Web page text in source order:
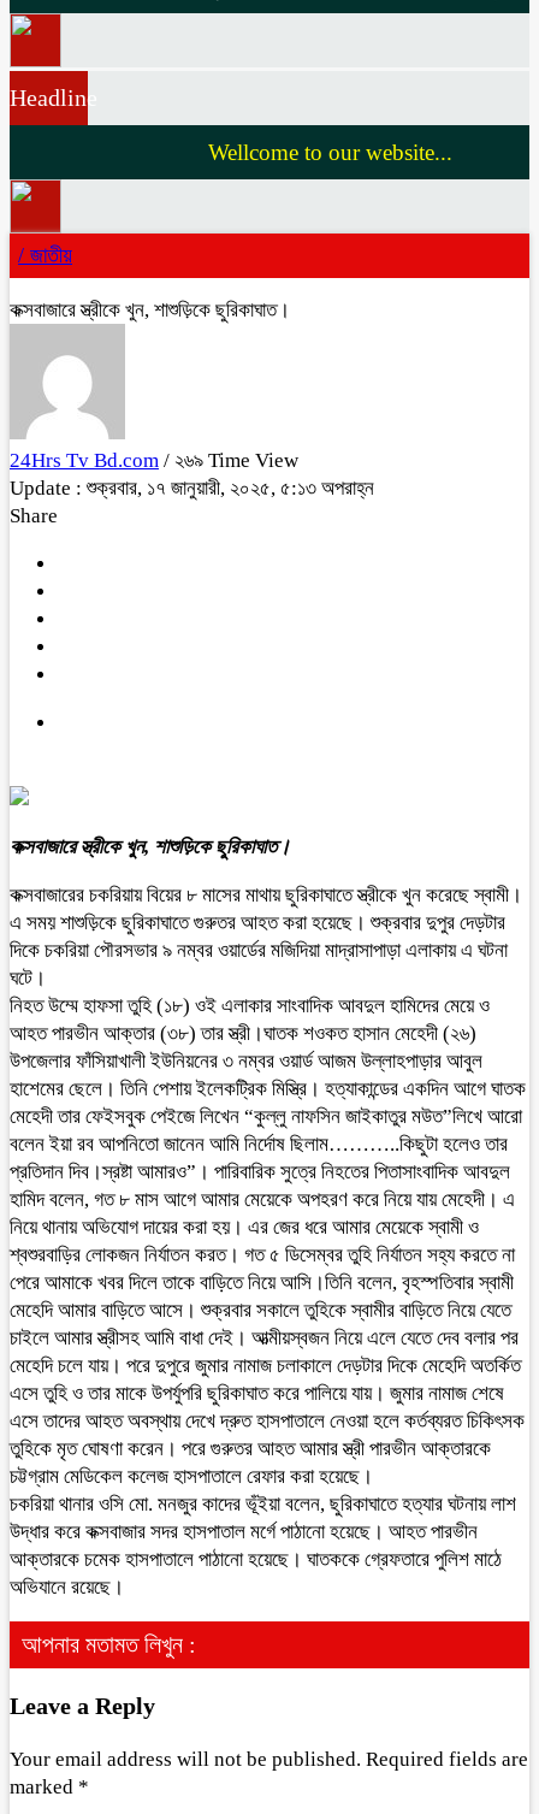
Headline
Wellcome to our website...
/ জাতীয়
কক্সবাজারে স্ত্রীকে খুন, শাশুড়িকে ছুরিকাঘাত।
24Hrs Tv Bd.com / ২৬৯ Time View
Update : শুক্রবার, ১৭ জানুয়ারী, ২০২৫, ৫:১৩ অপরাহ্ন
Share
কক্সবাজারে স্ত্রীকে খুন, শাশুড়িকে ছুরিকাঘাত।
কক্সবাজারের চকরিয়ায় বিয়ের ৮ মাসের মাথায় ছুরিকাঘাতে স্ত্রীকে খুন করেছে স্বামী।
এ সময় শাশুড়িকে ছুরিকাঘাতে গুরুতর আহত করা হয়েছে। শুক্রবার দুপুর দেড়টার
দিকে চকরিয়া পৌরসভার ৯ নম্বর ওয়ার্ডের মজিদিয়া মাদ্রাসাপাড়া এলাকায় এ ঘটনা
ঘটে।
নিহত উম্মে হাফসা তুহি (১৮) ওই এলাকার সাংবাদিক আবদুল হামিদের মেয়ে ও
আহত পারভীন আক্তার (৩৮) তার স্ত্রী।ঘাতক শওকত হাসান মেহেদী (২৬)
উপজেলার ফাঁসিয়াখালী ইউনিয়নের ৩ নম্বর ওয়ার্ড আজম উল্লাহপাড়ার আবুল
হাশেমের ছেলে। তিনি পেশায় ইলেকট্রিক মিস্ত্রি। হত্যাকান্ডের একদিন আগে ঘাতক
মেহেদী তার ফেইসবুক পেইজে লিখেন “কুল্লু নাফসিন জাইকাতুর মউত”লিখে আরো
বলেন ইয়া রব আপনিতো জানেন আমি নির্দোষ ছিলাম………..কিছুটা হলেও তার
প্রতিদান দিব।স্রষ্টা আমারও”। পারিবারিক সুত্রে নিহতের পিতাসাংবাদিক আবদুল
হামিদ বলেন, গত ৮ মাস আগে আমার মেয়েকে অপহরণ করে নিয়ে যায় মেহেদী। এ
নিয়ে থানায় অভিযোগ দায়ের করা হয়। এর জের ধরে আমার মেয়েকে স্বামী ও
শ্বশুরবাড়ির লোকজন নির্যাতন করত। গত ৫ ডিসেম্বর তুহি নির্যাতন সহ্য করতে না
পেরে আমাকে খবর দিলে তাকে বাড়িতে নিয়ে আসি।তিনি বলেন, বৃহস্পতিবার স্বামী
মেহেদি আমার বাড়িতে আসে। শুক্রবার সকালে তুহিকে স্বামীর বাড়িতে নিয়ে যেতে
চাইলে আমার স্ত্রীসহ আমি বাধা দেই। আত্মীয়স্বজন নিয়ে এলে যেতে দেব বলার পর
মেহেদি চলে যায়। পরে দুপুরে জুমার নামাজ চলাকালে দেড়টার দিকে মেহেদি অতর্কিত
এসে তুহি ও তার মাকে উপর্যুপরি ছুরিকাঘাত করে পালিয়ে যায়। জুমার নামাজ শেষে
এসে তাদের আহত অবস্থায় দেখে দ্রুত হাসপাতালে নেওয়া হলে কর্তব্যরত চিকিৎসক
তুহিকে মৃত ঘোষণা করেন। পরে গুরুতর আহত আমার স্ত্রী পারভীন আক্তারকে
চট্টগ্রাম মেডিকেল কলেজ হাসপাতালে রেফার করা হয়েছে।
চকরিয়া থানার ওসি মো. মনজুর কাদের ভূঁইয়া বলেন, ছুরিকাঘাতে হত্যার ঘটনায় লাশ
উদ্ধার করে কক্সবাজার সদর হাসপাতাল মর্গে পাঠানো হয়েছে। আহত পারভীন
আক্তারকে চমেক হাসপাতালে পাঠানো হয়েছে। ঘাতককে গ্রেফতারে পুলিশ মাঠে
অভিযানে রয়েছে।
আপনার মতামত লিখুন :
Leave a Reply
Your email address will not be published. Required fields are
marked *